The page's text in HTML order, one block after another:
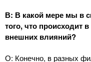
В: В какой мере мы в
того, что происходит
внешних влияний?
О: Конечно, в разных